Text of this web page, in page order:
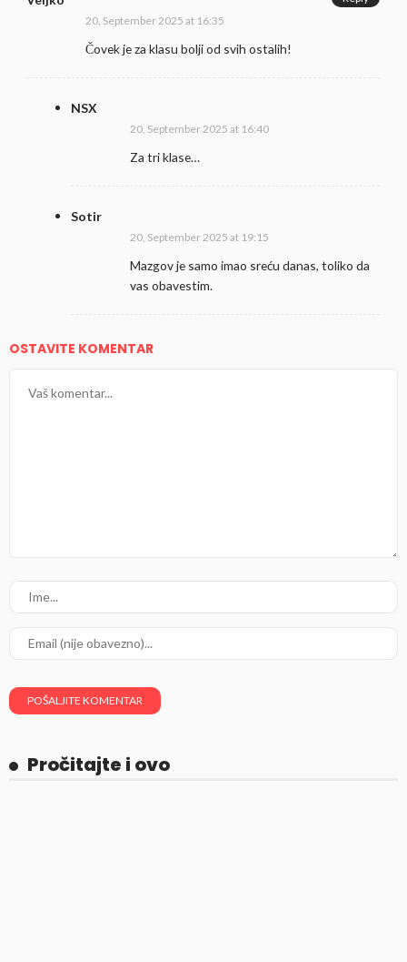
20, September 2025 at 16:35
Čovek je za klasu bolji od svih ostalih!
NSX
20, September 2025 at 16:40
Za tri klase…
Sotir
20, September 2025 at 19:15
Mazgov je samo imao sreću danas, toliko da
vas obavestim.
OSTAVITE KOMENTAR
Pročitajte i ovo